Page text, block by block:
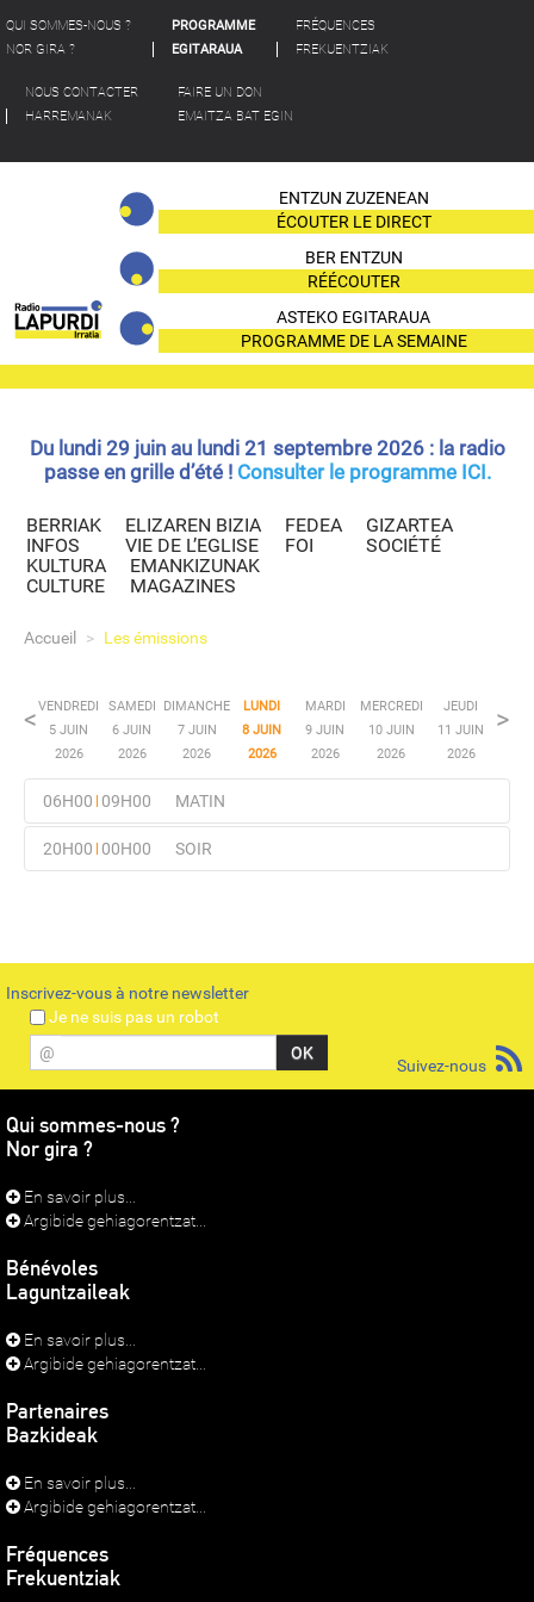
QUI SOMMES-NOUS ?
NOR GIRA ?
PROGRAMME
EGITARAUA
FRÉQUENCES
FREKUENTZIAK
NOUS CONTACTER
HARREMANAK
FAIRE UN DON
EMAITZA BAT EGIN
ENTZUN ZUZENEAN
ÉCOUTER LE DIRECT
BER ENTZUN
RÉÉCOUTER
ASTEKO EGITARAUA
PROGRAMME DE LA SEMAINE
Du lundi 29 juin au lundi 21 septembre 2026 : la radio
passe en grille d’été ! Consulter le programme ICI.
BERRIAK
INFOS
ELIZAREN BIZIA
VIE DE L’EGLISE
FEDEA
FOI
GIZARTEA
SOCIÉTÉ
KULTURA
CULTURE
EMANKIZUNAK
MAGAZINES
Accueil > Les émissions
<VENDREDI
5 JUIN
2026
SAMEDI
6 JUIN
2026
DIMANCHE
7 JUIN
2026
LUNDI
8 JUIN
2026
MARDI
9 JUIN
2026
MERCREDI
10 JUIN
2026
JEUDI
11 JUIN
2026
>
06H00 09H00 MATIN
Française de Radio
20H00 00H00 SOIR
Inscrivez-vous à notre newsletter
Je ne suis pas un robot
@
Suivez-nous
Qui sommes-nous ?
Nor gira ?
En savoir plus...
Argibide gehiagorentzat...
Bénévoles
Laguntzaileak
En savoir plus...
Argibide gehiagorentzat...
Partenaires
Bazkideak
En savoir plus...
Argibide gehiagorentzat...
Fréquences
Frekuentziak